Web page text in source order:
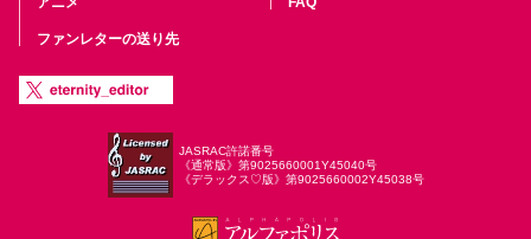
ファンレターの送り先
JASRAC許諾番号
《通常版》第9025660001Y45040号
《デラックス♡版》第9025660002Y45038号